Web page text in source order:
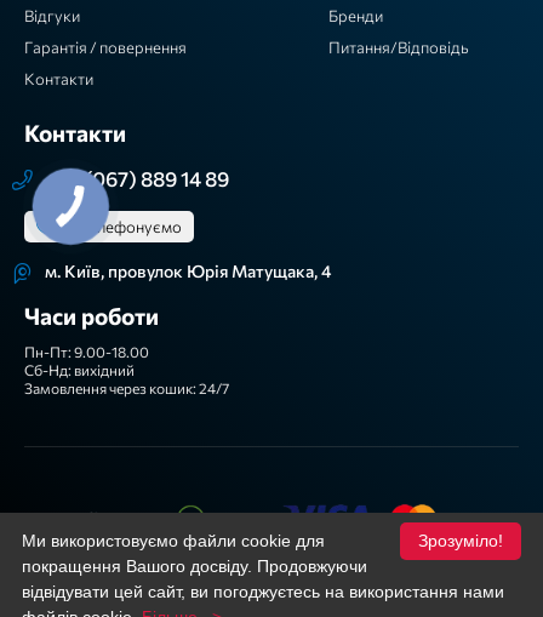
Відгуки
Гарантія / повернення
Контакти
Бренди
Питання/Відповідь
Контакти
+38 (067) 889 14 89
Зателефонуємо
м. Київ, провулок Юрія Матущака, 4
Часи роботи
Пн-Пт: 9.00-18.00
Сб-Нд: вихідний
Замовлення через кошик: 24/7
Ми приймаємо
Підписуйтеся! Facebook YouTube
Зрозуміло!
Ми використовуємо файли cookie для
покращення Вашого досвіду. Продовжуючи
відвідувати цей сайт, ви погоджуєтесь на використання нами